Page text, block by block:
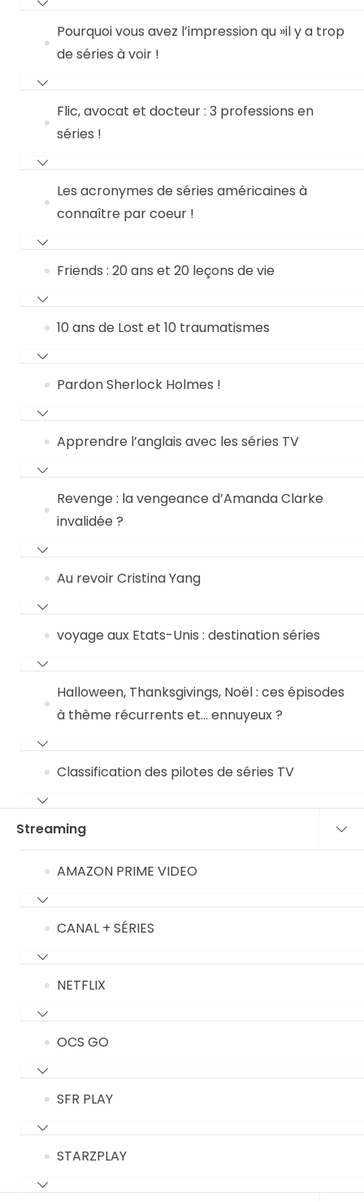
Pourquoi vous avez l’impression qu »il y a trop
de séries à voir !
Flic, avocat et docteur : 3 professions en
séries !
Les acronymes de séries américaines à
connaître par coeur !
Friends : 20 ans et 20 leçons de vie
10 ans de Lost et 10 traumatismes
Pardon Sherlock Holmes !
Apprendre l’anglais avec les séries TV
Revenge : la vengeance d’Amanda Clarke
invalidée ?
Au revoir Cristina Yang
voyage aux Etats-Unis : destination séries
Halloween, Thanksgivings, Noël : ces épisodes
à thème récurrents et… ennuyeux ?
Classification des pilotes de séries TV
Streaming
AMAZON PRIME VIDEO
CANAL + SÉRIES
NETFLIX
OCS GO
SFR PLAY
STARZPLAY